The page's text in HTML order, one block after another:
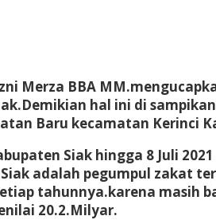
Merza BBA
hal ini di
Baru kecamatan Kerinci
Siak hingga 8 Juli
adalah pegumpul zakat
tahunnya.karena masih
20.2.Milyar.